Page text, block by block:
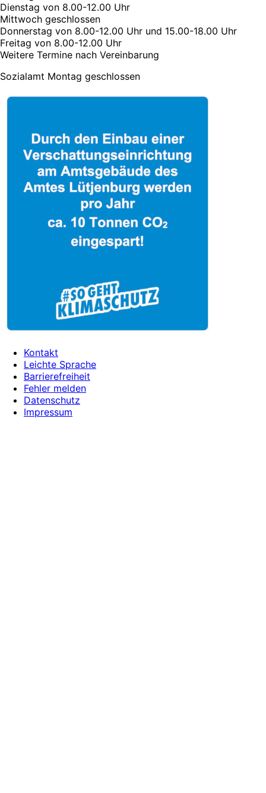
Dienstag von 8.00-12.00 Uhr
Mittwoch geschlossen
Donnerstag von 8.00-12.00 Uhr und 15.00-18.00 Uhr
Freitag von 8.00-12.00 Uhr
Weitere Termine nach Vereinbarung
Sozialamt Montag geschlossen
Kontakt
Leichte Sprache
Barrierefreiheit
Fehler melden
Datenschutz
Impressum